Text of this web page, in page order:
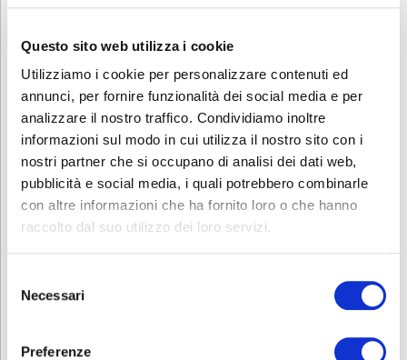
Questo sito web utilizza i cookie
Utilizziamo i cookie per personalizzare contenuti ed
annunci, per fornire funzionalità dei social media e per
analizzare il nostro traffico. Condividiamo inoltre
informazioni sul modo in cui utilizza il nostro sito con i
nostri partner che si occupano di analisi dei dati web,
pubblicità e social media, i quali potrebbero combinarle
con altre informazioni che ha fornito loro o che hanno
raccolto dal suo utilizzo dei loro servizi.
delNecessari
Preferenze
Impiattamento
Disponete i ravioli su un piatto con annessa salsa allo scalogno e
decorate con dei lamponi.